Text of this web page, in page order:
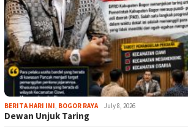
BERITA HARI INI BOGOR RAYA July 8, 2026
Dewan Unjuk Taring